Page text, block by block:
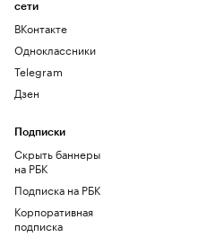
сети
ВКонтакте
Одноклассники
Telegram
Дзен
Подписки
Скрыть баннеры
на РБК
Подписка на РБК
Корпоративная
подписка